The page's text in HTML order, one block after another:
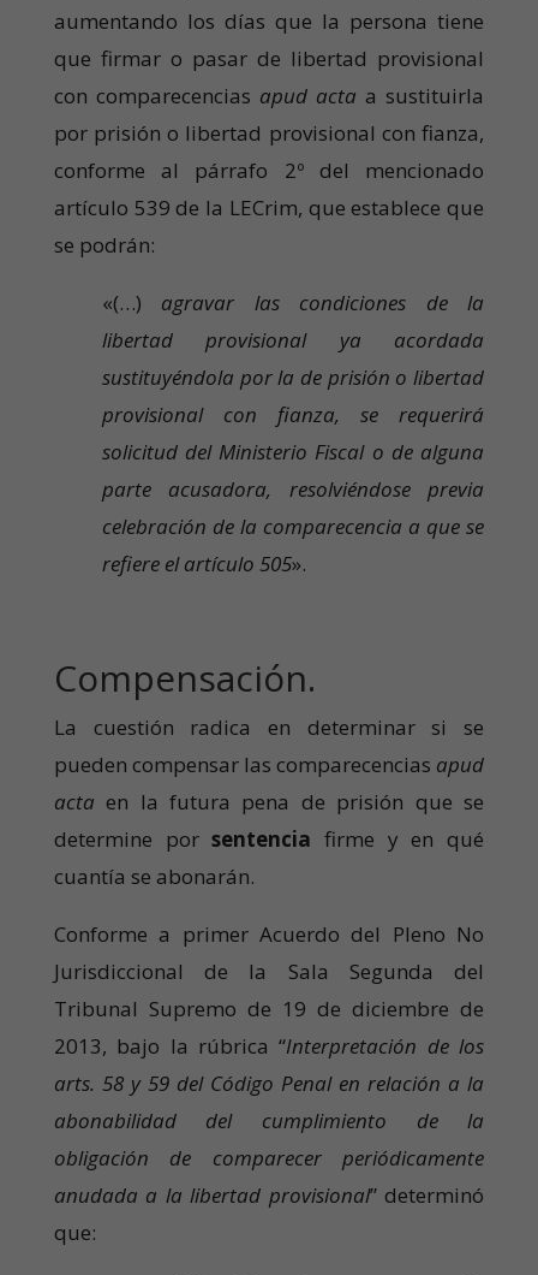
aumentando los días que la persona tiene
que firmar o pasar de libertad provisional
con comparecencias apud acta a sustituirla
por prisión o libertad provisional con fianza,
conforme al párrafo 2º del mencionado
artículo 539 de la LECrim, que establece que
se podrán:
«(…) agravar las condiciones de la
libertad provisional ya acordada
sustituyéndola por la de prisión o libertad
provisional con fianza, se requerirá
solicitud del Ministerio Fiscal o de alguna
parte acusadora, resolviéndose previa
celebración de la comparecencia a que se
refiere el artículo 505».
Compensación.
La cuestión radica en determinar si se
pueden compensar las comparecencias apud
acta en la futura pena de prisión que se
determine porsentencia firme y en qué
cuantía se abonarán.
Conforme a primer Acuerdo del Pleno No
Jurisdiccional de la Sala Segunda del
Tribunal Supremo de 19 de diciembre de
2013, bajo la rúbrica “Interpretación de los
arts. 58 y 59 del Código Penal en relación a la
abonabilidad del cumplimiento de la
obligación de comparecer periódicamente
anudada a la libertad provisional” determinó
que: